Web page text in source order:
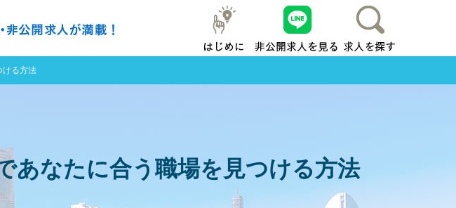
はじめに 友だち追加
ける方法
あなたに合う職場を見つける方法